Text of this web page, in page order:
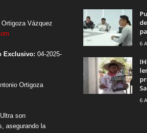
Vázquez
Exclusivo: 04-2025-
Ortigoza
son
asegurando la
6
6